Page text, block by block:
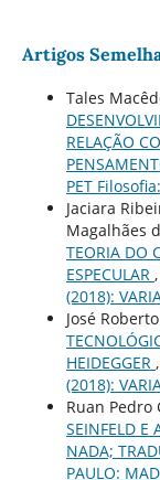
Artigos
Tales
RELAÇÃO
PET
Jaciara
Magalhães
TEORIA DO
ESPECULAR ,
(2018):
José
HEIDEGGER ,
(2018):
Ruan Pedro
SEINFELD E
NADA;
PAULO: